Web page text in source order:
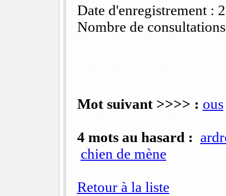
Date d'enregistrement :
Nombre de
Mot suivant >>>> : ous
4 mots au hasard :
chien de mène
Retour à la liste